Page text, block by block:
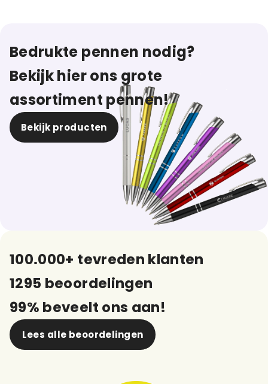
Bedrukte pennen nodig?
Bekijk hier ons grote
assortiment pennen!
Bekijk producten
100.000+ tevreden klanten
1295 beoordelingen
99% beveelt ons aan!
Lees alle beoordelingen